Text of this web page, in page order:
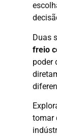
Duas
freio
poder
tomar